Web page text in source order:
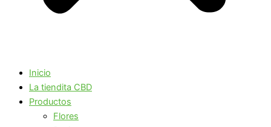
Inicio
La tiendita CBD
Productos
Flores